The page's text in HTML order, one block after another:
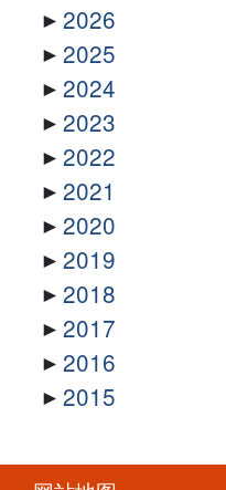
2026
2025
2024
2023
2022
2021
2020
2019
2018
2017
2016
2015